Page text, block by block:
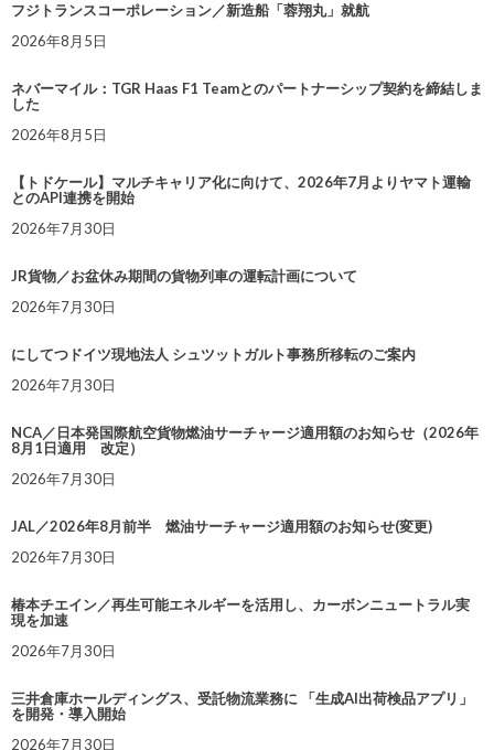
フジトランスコーポレーション／新造船「蓉翔丸」就航
2026年8月5日
ネバーマイル：TGR Haas F1 Teamとのパートナーシップ契約を締結しま
した
2026年8月5日
【トドケール】マルチキャリア化に向けて、2026年7月よりヤマト運輸
とのAPI連携を開始
2026年7月30日
JR貨物／お盆休み期間の貨物列車の運転計画について
2026年7月30日
にしてつドイツ現地法人 シュツットガルト事務所移転のご案内
2026年7月30日
NCA／日本発国際航空貨物燃油サーチャージ適用額のお知らせ（2026年
8月1日適用 改定）
2026年7月30日
JAL／2026年8月前半 燃油サーチャージ適用額のお知らせ(変更)
2026年7月30日
椿本チエイン／再生可能エネルギーを活用し、カーボンニュートラル実
現を加速
2026年7月30日
三井倉庫ホールディングス、受託物流業務に 「生成AI出荷検品アプリ」
を開発・導入開始
2026年7月30日